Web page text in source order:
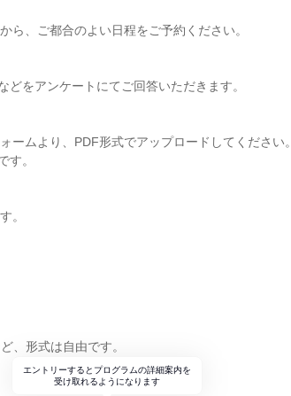
ら、ご都合のよい日程をご予約ください。
をアンケートにてご回答いただきます。
ームより、PDF形式でアップロードしてください。
す。
。
、形式は自由です。
エントリーするとプログラムの詳細案内を
受け取れるようになります